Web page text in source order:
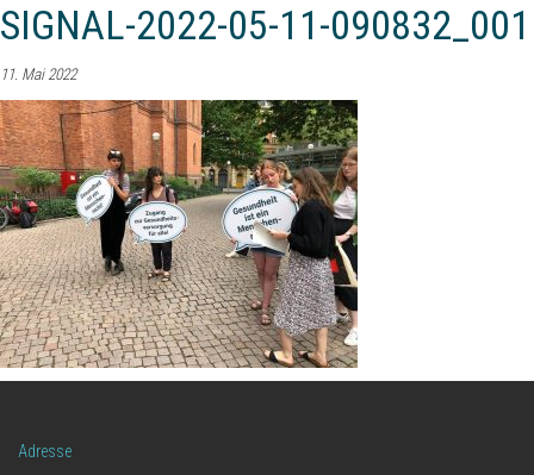
SIGNAL-2022-05-11-090832_001
11. Mai 2022
Adresse